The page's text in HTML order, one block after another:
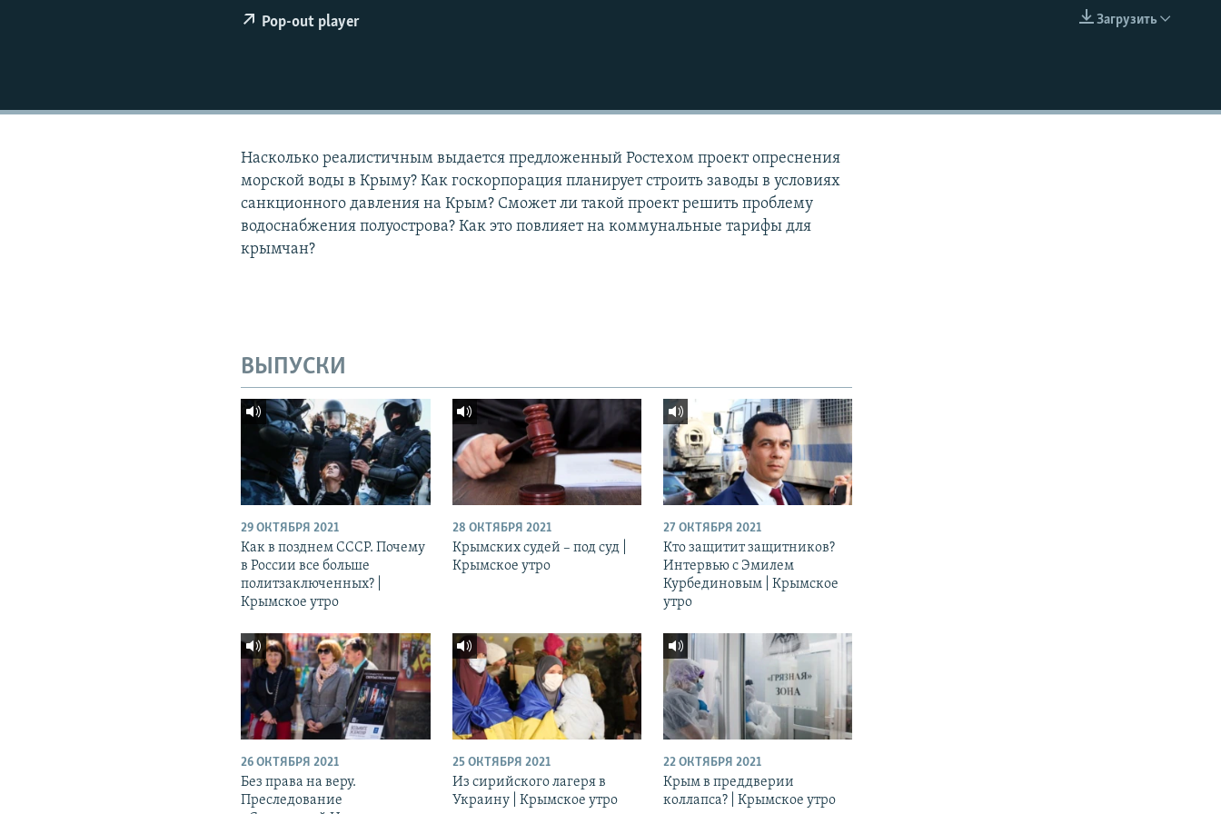
EMBED
Загрузить
Pop-out player
Насколько реалистичным выдается предложенный Ростехом проект опреснения
морской воды в Крыму? Как госкорпорация планирует строить заводы в условиях
санкционного давления на Крым? Сможет ли такой проект решить проблему
водоснабжения полуострова? Как это повлияет на коммунальные тарифы для
крымчан?
ВЫПУСКИ
29 ОКТЯБРЯ 2021
Как в позднем СССР. Почему
в России все больше
политзаключенных? |
Крымское утро
28 ОКТЯБРЯ 2021
Крымских судей – под суд |
Крымское утро
27 ОКТЯБРЯ 2021
Кто защитит защитников?
Интервью с Эмилем
Курбединовым | Крымское
утро
26 ОКТЯБРЯ 2021
Без права на веру.
Преследование
25 ОКТЯБРЯ 2021
Из сирийского лагеря в
Украину | Крымское утро
22 ОКТЯБРЯ 2021
Крым в преддверии
коллапса? | Крымское утро